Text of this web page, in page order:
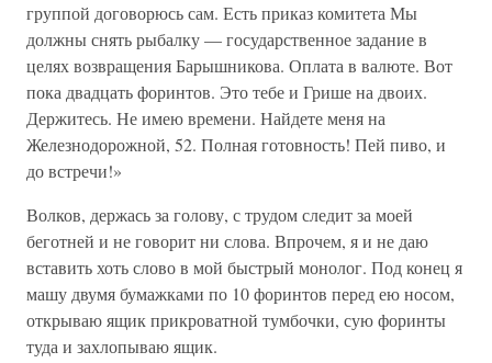
группой договорюсь сам. Есть приказ комитета Мы
должны снять рыбалку — государственное задание в
целях возвращения Барышникова. Оплата в валюте. Вот
пока двадцать форинтов. Это тебе и Грише на двоих.
Держитесь. Не имею времени. Найдете меня на
Железнодорожной, 52. Полная готовность! Пей пиво, и
до встречи!»
Волков, держась за голову, с трудом следит за моей
беготней и не говорит ни слова. Впрочем, я и не даю
вставить хоть слово в мой быстрый монолог. Под конец я
машу двумя бумажками по 10 форинтов перед ею носом,
открываю ящик прикроватной тумбочки, сую форинты
туда и захлопываю ящик.